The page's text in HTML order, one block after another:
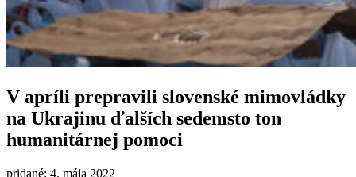
V apríli prepravili slovenské mimovládky
na Ukrajinu ďalších sedemsto ton
humanitárnej pomoci
pridané: 4. mája 2022